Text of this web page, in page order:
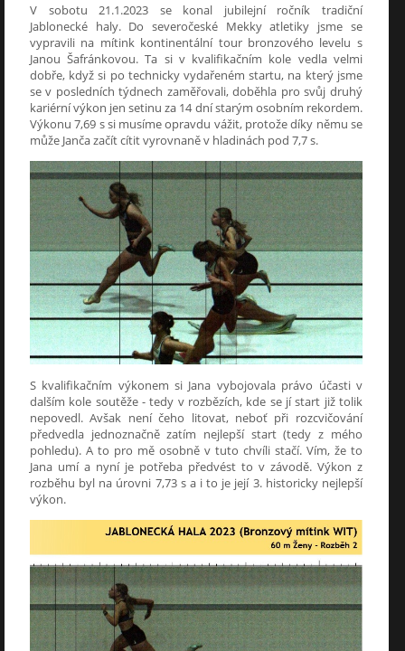
V sobotu 21.1.2023 se konal jubilejní ročník tradiční
Jablonecké haly. Do severočeské Mekky atletiky jsme se
vypravili na mítink kontinentální tour bronzového levelu s
Janou Šafránkovou. Ta si v kvalifikačním kole vedla velmi
dobře, když si po technicky vydařeném startu, na který jsme
se v posledních týdnech zaměřovali, doběhla pro svůj druhý
kariérní výkon jen setinu za 14 dní starým osobním rekordem.
Výkonu 7,69 s si musíme opravdu vážit, protože díky němu se
může Janča začít cítit vyrovnaně v hladinách pod 7,7 s.
S kvalifikačním výkonem si Jana vybojovala právo účasti v
dalším kole soutěže - tedy v rozbězích, kde se jí start již tolik
nepovedl. Avšak není čeho litovat, neboť při rozcvičování
předvedla jednoznačně zatím nejlepší start (tedy z mého
pohledu). A to pro mě osobně v tuto chvíli stačí. Vím, že to
Jana umí a nyní je potřeba předvést to v závodě. Výkon z
rozběhu byl na úrovni 7,73 s a i to je její 3. historicky nejlepší
výkon.